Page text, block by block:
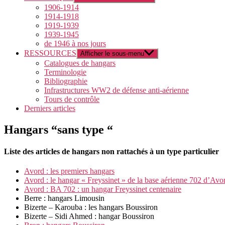
1906-1914
1914-1918
1919-1939
1939-1945
de 1946 à nos jours
RESSOURCES Afficher le sous-menu
Catalogues de hangars
Terminologie
Bibliographie
Infrastructures WW2 de défense anti-aérienne
Tours de contrôle
Derniers articles
Hangars “sans type “
Liste des articles de hangars non rattachés à un type particulier
Avord : les premiers hangars
Avord : le hangar « Freyssinet » de la base aérienne 702
Avord : BA 702 : un hangar Freyssinet centenaire
Berre : hangars Limousin
Bizerte – Karouba : les hangars Boussiron
Bizerte – Sidi Ahmed : hangar Boussiron